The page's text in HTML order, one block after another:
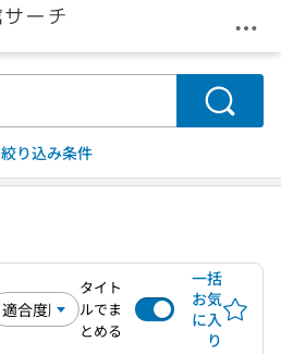
メ
検索
絞り込み条件
タイト
ルでま
とめる
一括
お気
に入
り